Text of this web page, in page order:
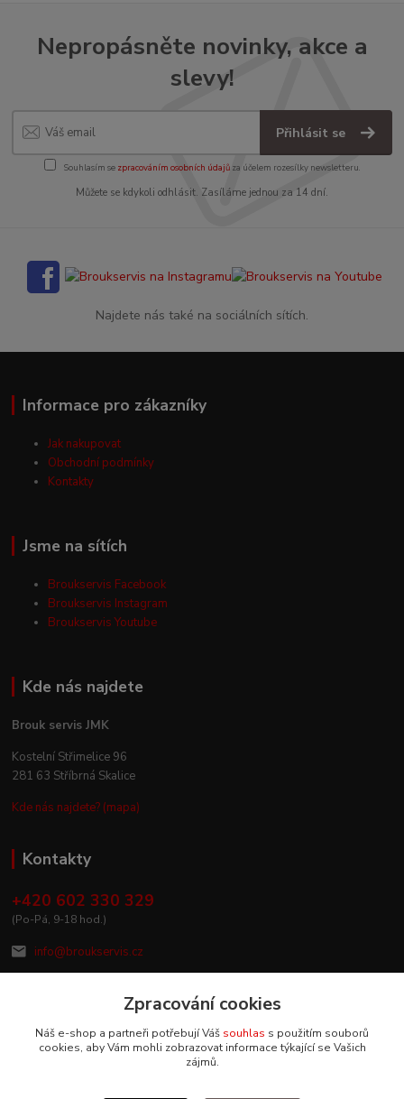
Nepropásněte novinky, akce a
slevy!
Přihlásit se
Souhlasím se zpracováním osobních údajůza účelem rozesílky newsletteru.
Můžete se kdykoli odhlásit. Zasíláme jednou za 14 dní.
Najdete nás také na sociálních sítích.
Informace pro zákazníky
Jak nakupovat
Obchodní podmínky
Kontakty
Jsme na sítích
Broukservis Facebook
Broukservis Instagram
Broukservis Youtube
Kde nás najdete
Brouk servis JMK
Kostelní Střimelice 96
281 63 Stříbrná Skalice
Kde nás najdete? (mapa)
Kontakty
+420 602 330 329
(Po-Pá, 9-18 hod.)
info@broukservis.cz
Zpracování cookies
Náš e-shop a partneři potřebují Váš souhlas s použitím souborů
cookies, aby Vám mohli zobrazovat informace týkající se Vašich
zájmů.